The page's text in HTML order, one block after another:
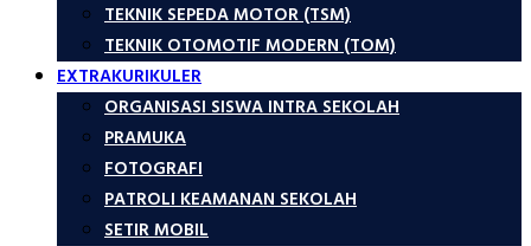
TEKNIK SEPEDA MOTOR (TSM)
TEKNIK OTOMOTIF MODERN (TOM)
EXTRAKURIKULER
ORGANISASI SISWA INTRA SEKOLAH
PRAMUKA
FOTOGRAFI
PATROLI KEAMANAN SEKOLAH
SETIR MOBIL